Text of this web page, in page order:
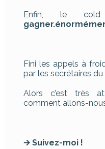
Enfin, le
Fini les appels à
par les secrétaires
Alors c’est très
comment allons-
🡪 Suivez-moi !